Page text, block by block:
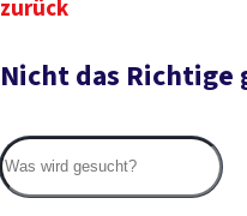
zurück
Nicht das Richtige